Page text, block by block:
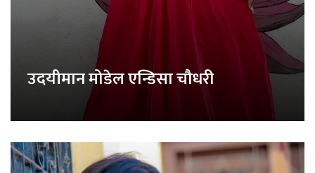
उदयीमान मोडेल एन्डिसा चौधरी